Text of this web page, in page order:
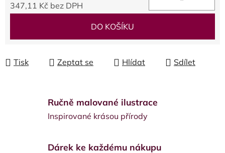
347,11 Kč bez DPH
DO KOŠÍKU
Tisk Zeptat se Hlídat Sdílet
Ručně malované ilustrace
Inspirované krásou přírody
Dárek ke každému nákupu